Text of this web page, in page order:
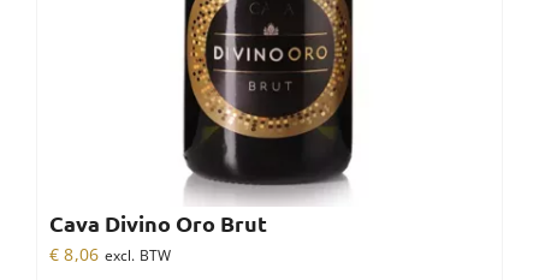
Cava Divino Oro Brut
€ 8,06 excl. BTW